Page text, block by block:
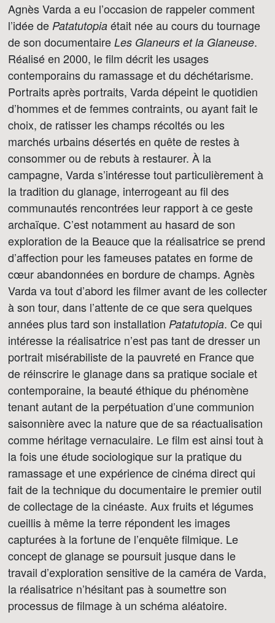
Agnès Varda a eu l’occasion de rappeler comment
l’idée de Patatutopia était née au cours du tournage
de son documentaire Les Glaneurs et la Glaneuse.
Réalisé en 2000, le film décrit les usages
contemporains du ramassage et du déchétarisme.
Portraits après portraits, Varda dépeint le quotidien
d’hommes et de femmes contraints, ou ayant fait le
choix, de ratisser les champs récoltés ou les
marchés urbains désertés en quête de restes à
consommer ou de rebuts à restaurer. À la
campagne, Varda s’intéresse tout particulièrement à
la tradition du glanage, interrogeant au fil des
communautés rencontrées leur rapport à ce geste
archaïque. C’est notamment au hasard de son
exploration de la Beauce que la réalisatrice se prend
d’affection pour les fameuses patates en forme de
cœur abandonnées en bordure de champs. Agnès
Varda va tout d’abord les filmer avant de les collecter
à son tour, dans l’attente de ce que sera quelques
années plus tard son installation Patatutopia. Ce qui
intéresse la réalisatrice n’est pas tant de dresser un
portrait misérabiliste de la pauvreté en France que
de réinscrire le glanage dans sa pratique sociale et
contemporaine, la beauté éthique du phénomène
tenant autant de la perpétuation d’une communion
saisonnière avec la nature que de sa réactualisation
comme héritage vernaculaire. Le film est ainsi tout à
la fois une étude sociologique sur la pratique du
ramassage et une expérience de cinéma direct qui
fait de la technique du documentaire le premier outil
de collectage de la cinéaste. Aux fruits et légumes
cueillis à même la terre répondent les images
capturées à la fortune de l’enquête filmique. Le
concept de glanage se poursuit jusque dans le
travail d’exploration sensitive de la caméra de Varda,
la réalisatrice n’hésitant pas à soumettre son
processus de filmage à un schéma aléatoire.